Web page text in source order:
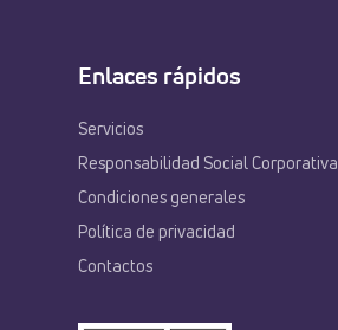
Enlaces rápidos
Servicios
Responsabilidad Social Corporativa
Condiciones generales
Política de privacidad
Contactos